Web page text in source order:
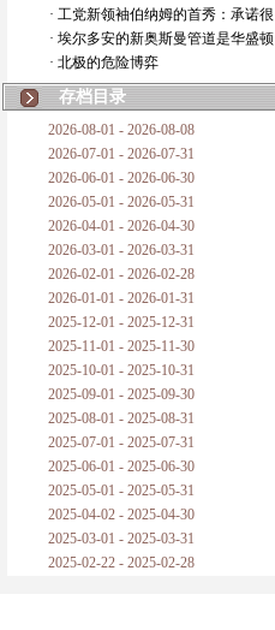
· 工党新领袖伯纳姆的首秀：承诺很
· 埃尔多安的新奥斯曼管道是华盛顿
· 北极的危险博弈
存档目录
2026-08-01 - 2026-08-08
2026-07-01 - 2026-07-31
2026-06-01 - 2026-06-30
2026-05-01 - 2026-05-31
2026-04-01 - 2026-04-30
2026-03-01 - 2026-03-31
2026-02-01 - 2026-02-28
2026-01-01 - 2026-01-31
2025-12-01 - 2025-12-31
2025-11-01 - 2025-11-30
2025-10-01 - 2025-10-31
2025-09-01 - 2025-09-30
2025-08-01 - 2025-08-31
2025-07-01 - 2025-07-31
2025-06-01 - 2025-06-30
2025-05-01 - 2025-05-31
2025-04-02 - 2025-04-30
2025-03-01 - 2025-03-31
2025-02-22 - 2025-02-28